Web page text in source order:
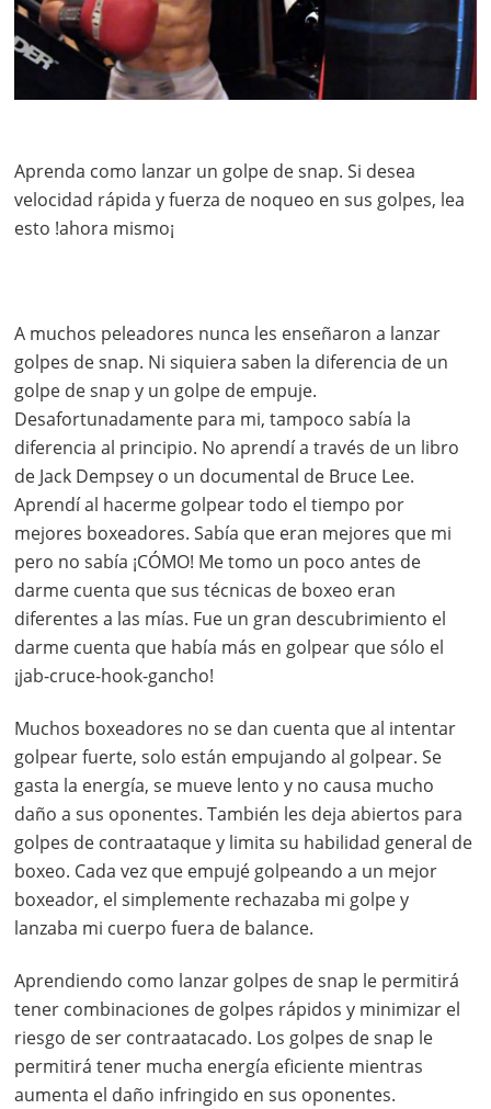
Aprenda como lanzar un golpe de snap. Si desea
velocidad rápida y fuerza de noqueo en sus golpes, lea
esto !ahora mismo¡
A muchos peleadores nunca les enseñaron a lanzar
golpes de snap. Ni siquiera saben la diferencia de un
golpe de snap y un golpe de empuje.
Desafortunadamente para mi, tampoco sabía la
diferencia al principio. No aprendí a través de un libro
de Jack Dempsey o un documental de Bruce Lee.
Aprendí al hacerme golpear todo el tiempo por
mejores boxeadores. Sabía que eran mejores que mi
pero no sabía ¡CÓMO! Me tomo un poco antes de
darme cuenta que sus técnicas de boxeo eran
diferentes a las mías. Fue un gran descubrimiento el
darme cuenta que había más en golpear que sólo el
¡jab-cruce-hook-gancho!
Muchos boxeadores no se dan cuenta que al intentar
golpear fuerte, solo están empujando al golpear. Se
gasta la energía, se mueve lento y no causa mucho
daño a sus oponentes. También les deja abiertos para
golpes de contraataque y limita su habilidad general de
boxeo. Cada vez que empujé golpeando a un mejor
boxeador, el simplemente rechazaba mi golpe y
lanzaba mi cuerpo fuera de balance.
Aprendiendo como lanzar golpes de snap le permitirá
tener combinaciones de golpes rápidos y minimizar el
riesgo de ser contraatacado. Los golpes de snap le
permitirá tener mucha energía eficiente mientras
aumenta el daño infringido en sus oponentes.